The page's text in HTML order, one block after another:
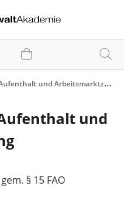
und Arbeitsmarktzugang
und
§ 15 FAO